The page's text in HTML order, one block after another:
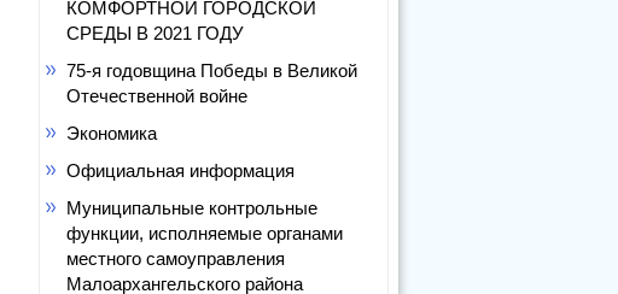
КОМФОРТНОЙ ГОРОДСКОЙ
СРЕДЫ В 2021 ГОДУ
75-я годовщина Победы в Великой
Отечественной войне
Экономика
Официальная информация
Муниципальные контрольные
функции, исполняемые органами
местного самоуправления
Малоархангельского района